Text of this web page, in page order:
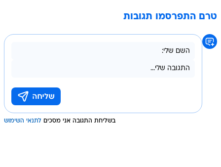
טרם התפרסמו תגובות
בשליחת התגובה אני מסכים לתנאי השימוש